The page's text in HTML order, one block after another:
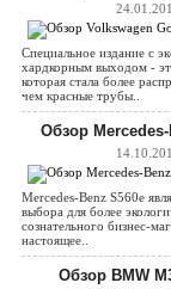
Специальное издание с
хардкорным выходом -
которая стала более
чем красные трубы..
Обзор
Mercedes-Benz S560e
выбора для более
сознательного бизнес-
настоящее..
Обзор BMW